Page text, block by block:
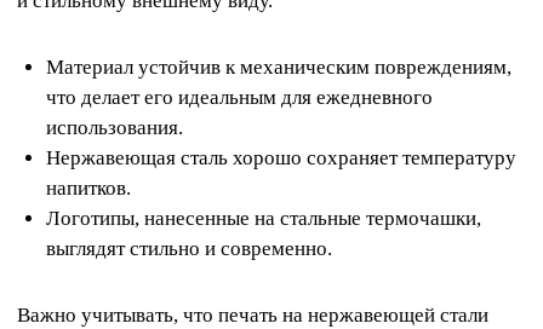
Материал устойчив к механическим повреждениям,
что делает его идеальным для ежедневного
использования.
Нержавеющая сталь хорошо сохраняет температуру
напитков.
Логотипы, нанесенные на стальные термочашки,
выглядят стильно и современно.
Важно учитывать, что печать на нержавеющей стали